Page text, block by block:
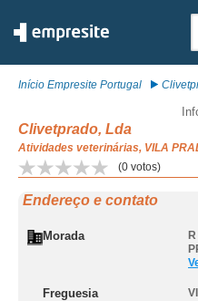
Início Empresite Portugal
Clivetprado, Lda
Atividades veterinárias, VILA
(0 votos)
Endereço e contato
Morada
Freguesia